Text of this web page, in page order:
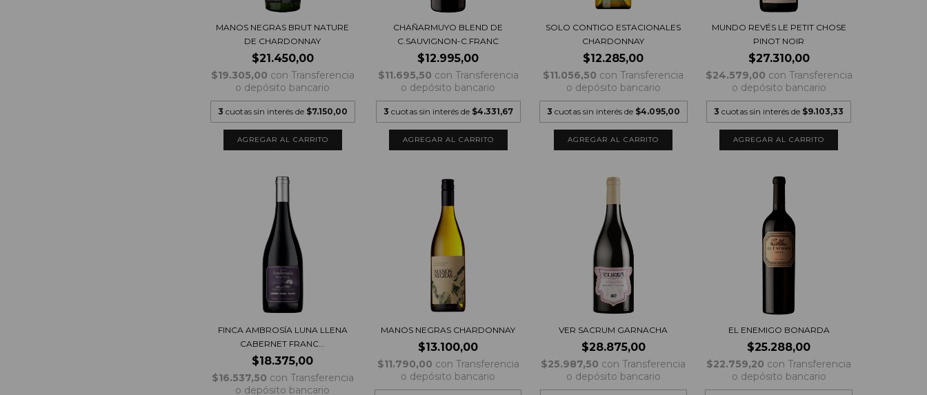
MANOS NEGRAS BRUT NATURE
DE CHARDONNAY
$21.450,00
$19.305,00 con Transferencia
o depósito bancario
3 cuotas sin interés de $7.150,00
CHAÑARMUYO BLEND DE
C.SAUVIGNON-C.FRANC
$12.995,00
$11.695,50 con Transferencia
o depósito bancario
3 cuotas sin interés de $4.331,67
SOLO CONTIGO ESTACIONALES
CHARDONNAY
$12.285,00
$11.056,50 con Transferencia
o depósito bancario
3 cuotas sin interés de $4.095,00
MUNDO REVÉS LE PETIT CHOSE
PINOT NOIR
$27.310,00
$24.579,00 con Transferencia
o depósito bancario
3 cuotas sin interés de $9.103,33
FINCA AMBROSÍA LUNA LLENA
CABERNET FRANC...
$18.375,00
$16.537,50 con Transferencia
o depósito bancario
MANOS NEGRAS CHARDONNAY
$13.100,00
$11.790,00 con Transferencia
o depósito bancario
VER SACRUM GARNACHA
$28.875,00
$25.987,50 con Transferencia
o depósito bancario
EL ENEMIGO BONARDA
$25.288,00
$22.759,20 con Transferencia
o depósito bancario